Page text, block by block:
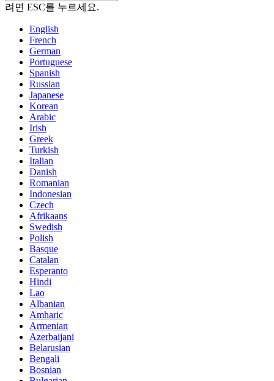
려면 ESC를 누르세요.
English
French
German
Portuguese
Spanish
Russian
Japanese
Korean
Arabic
Irish
Greek
Turkish
Italian
Danish
Romanian
Indonesian
Czech
Afrikaans
Swedish
Polish
Basque
Catalan
Esperanto
Hindi
Lao
Albanian
Amharic
Armenian
Azerbaijani
Belarusian
Bengali
Bosnian